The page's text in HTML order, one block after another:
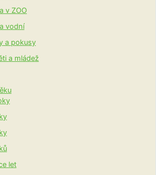
v ZOO
vodní
a pokusy
a mládež
let